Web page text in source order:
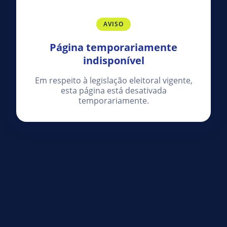
AVISO
Página temporariamente
indisponível
Em respeito à legislação eleitoral vigente,
esta página está desativada
temporariamente.